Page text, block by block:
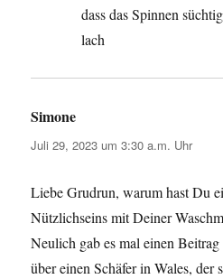
dass das Spinnen
lach
Simone
Juli 29, 2023 um 3:30 a.m. Uhr
Liebe Grudrun, warum hast Du
Nützlichseins mit Deiner
Neulich gab es mal einen
über einen Schäfer in Wales, der